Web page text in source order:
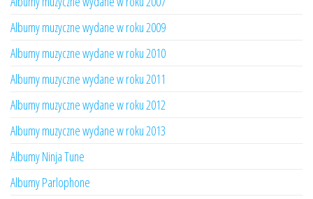
Albumy muzyczne wydane w roku 2009
Albumy muzyczne wydane w roku 2010
Albumy muzyczne wydane w roku 2011
Albumy muzyczne wydane w roku 2012
Albumy muzyczne wydane w roku 2013
Albumy Ninja Tune
Albumy Parlophone